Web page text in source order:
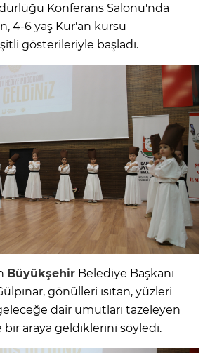
Konferans Salonu'nda
4-6 yaş Kur'an kursu
gösterileriyle başladı.
Büyükşehir Belediye Başkanı
gönülleri ısıtan, yüzleri
dair umutları tazeleyen
bir araya geldiklerini söyledi.